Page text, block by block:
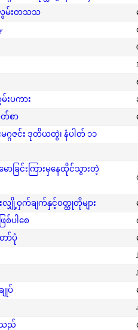
မ်းတသသ
းပကား
စာ
ဂ္ဂဇင်း ဒုတိယတွဲ၊ နံပါတ် ၁၁
ောခြင်းကြားမှနေထိုင်သွားတဲ့
ျှို့ဝှက်ချက်နှင့်ဝတ္ထုတိုများ
ပါစေ
ော်ပုံ
ျုပ်
သည်